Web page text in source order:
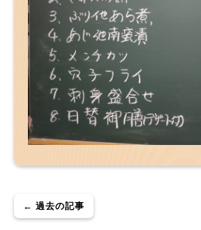
← 過去の記事